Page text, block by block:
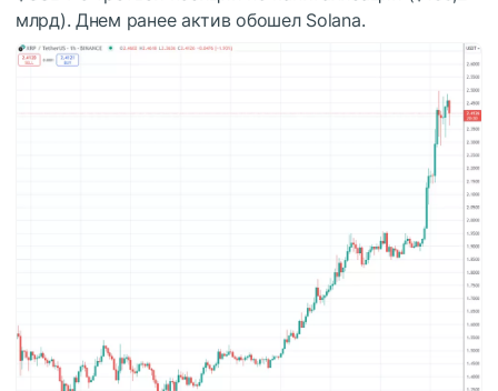
млрд). Днем ранее актив обошел Solana.